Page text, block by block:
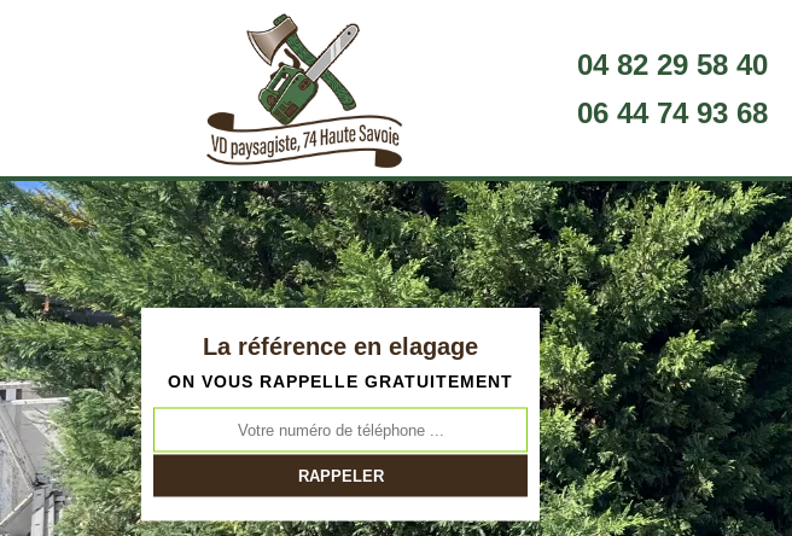
04 82 29 58 40
06 44 74 93 68
La référence en elagage
ON VOUS RAPPELLE GRATUITEMENT